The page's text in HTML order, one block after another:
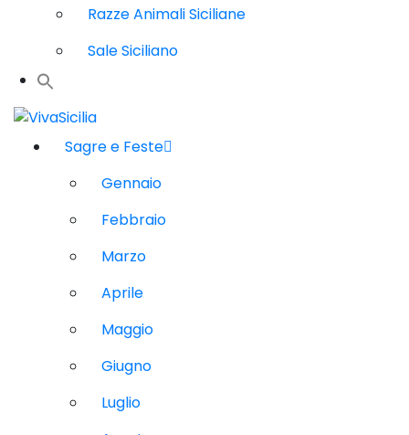
Razze Animali Siciliane
Sale Siciliano
Sagre e Feste
Gennaio
Febbraio
Marzo
Aprile
Maggio
Giugno
Luglio